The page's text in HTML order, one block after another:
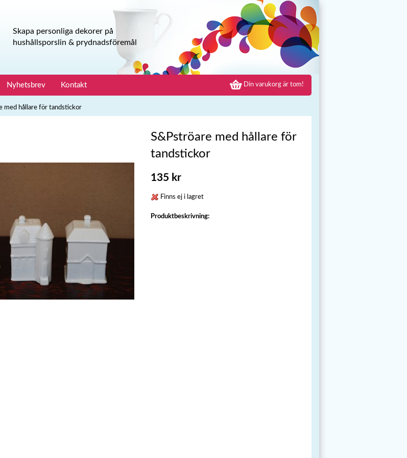
Skapa personliga dekorer på
hushållsporslin & prydnadsföremål
Nyhetsbrev Kontakt Din varukorg är tom!
med hållare för tandstickor
S&Pströare med hållare för
tandstickor
135 kr
Finns ej i lagret
Produktbeskrivning: